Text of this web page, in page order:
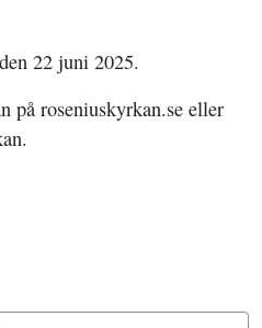
22 juni 2025.
på roseniuskyrkan.se eller